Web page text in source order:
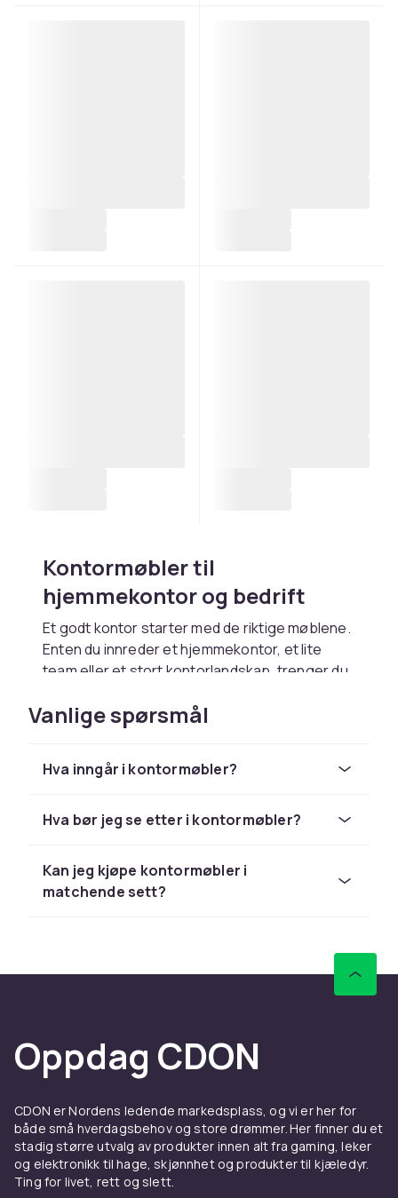
Kontormøbler til
hjemmekontor og bedrift
Et godt kontor starter med de riktige møblene.
Enten du innreder et hjemmekontor, et lite
team eller et stort kontorlandskap, trenger du
og holder over tid. Her finner du et bredt utvalg
av kontormøbler som kombinerer funksjon og
Kontormøbler dekker alt fra skrivebord og
oppbevaringsløsninger og tilbehør. Den riktige
som er ergonomisk, ryddig og inspirerende å
arbeide i. Med møbler av god kvalitet
Finn de riktige kontormøblene
grafisk designer trenger et stort skrivebord
med plass til skjermer og utstyr. En
mindre, ryddig bord. Et team som møtes jevnlig
trenger et konferansebord. Vi har møbler som
passer til alle disse scenariene.
Start med å tenke over hva du primært skal
Vanlige spørsmål
Hva inngår i kontormøbler?
Hva bør jeg se etter i kontormøbler?
Kan jeg kjøpe kontormøbler i
matchende sett?
Oppdag CDON
CDON er Nordens ledende markedsplass, og vi er her for
både små hverdagsbehov og store drømmer. Her finner du et
stadig større utvalg av produkter innen alt fra gaming, leker
og elektronikk til hage, skjønnhet og produkter til kjæledyr.
Ting for livet, rett og slett.